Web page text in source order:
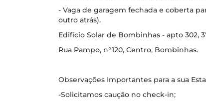
- Vaga de garagem fechada e coberta
outro atrás).
Edifício Solar de Bombinhas - apto 302,
Rua Pampo, n°120, Centro, Bombinhas.
Observações Importantes para a sua
-Solicitamos caução no check-in;